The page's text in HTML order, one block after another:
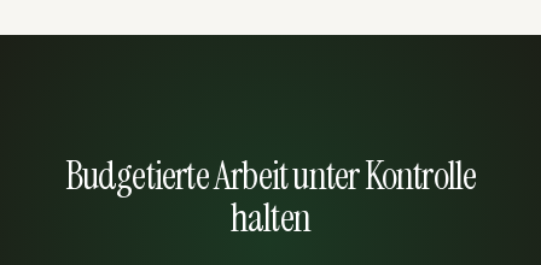
Budgetierte Arbeit unter Kontrolle
halten